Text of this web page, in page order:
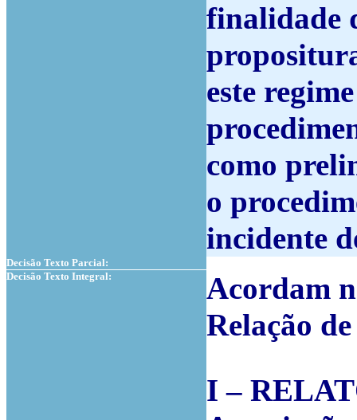
finalidade
este
como
o
incidente
Decisão Texto Parcial:
Decisão Texto Integral:
Acordam
Relação
I –